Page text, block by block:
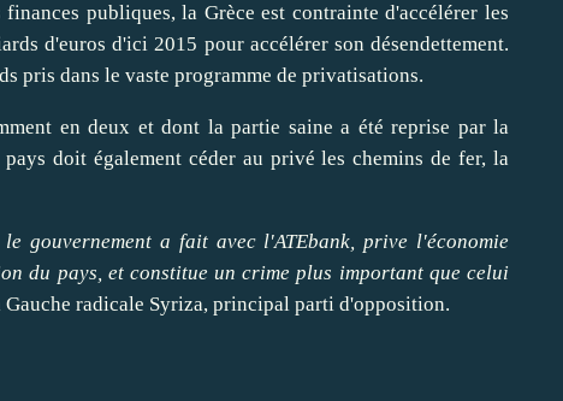
publiques, la Grèce est contrainte d'accélérer les
d'euros d'ici 2015 pour accélérer son désendettement.
pris dans le vaste programme de privatisations.
en deux et dont la partie saine a été reprise par la
doit également céder au privé les chemins de fer, la
gouvernement a fait avec l'ATEbank, prive l'économie
du pays, et constitue un crime plus important que celui
Gauche radicale Syriza, principal parti d'opposition.